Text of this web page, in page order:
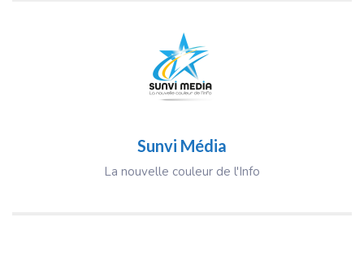
Sunvi Média
La nouvelle couleur de l'Info